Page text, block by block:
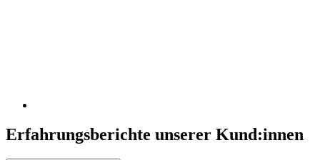
Erfahrungsberichte unserer Kund:innen